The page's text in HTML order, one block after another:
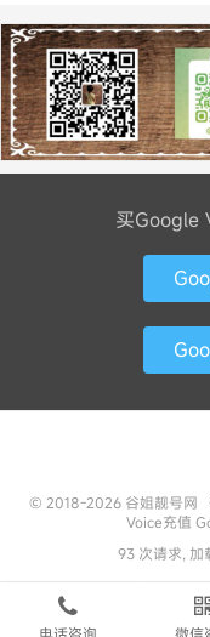
买Google
© 2018-2026 谷姐靓号网
Voice充值
93 次请求, 加